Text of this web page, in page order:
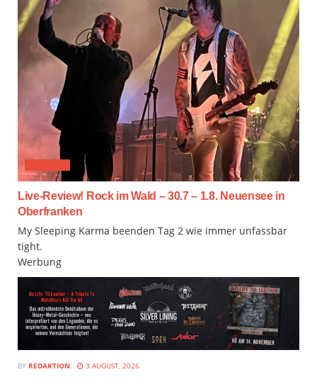
Live-Review! Rock im Wald – 30.7 – 1.8. Neuensee in
Oberfranken
My Sleeping Karma beenden Tag 2 wie immer unfassbar
tight.
Werbung
BY REDAKTION 3 AUGUST, 2026